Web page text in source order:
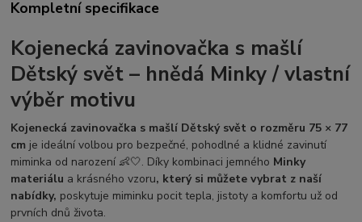
Kompletní specifikace
Kojenecká zavinovačka s mašlí
Dětský svět – hnědá Minky / vlastní
výběr motivu
Kojenecká zavinovačka s mašlí Dětský svět o rozměru 75 × 77
cm je ideální volbou pro bezpečné, pohodlné a klidné zavinutí
miminka od narození 👶🤍. Díky kombinaci jemného Minky
materiálu a krásného vzoru, který si můžete vybrat z naší
nabídky, poskytuje miminku pocit tepla, jistoty a komfortu už od
prvních dnů života.